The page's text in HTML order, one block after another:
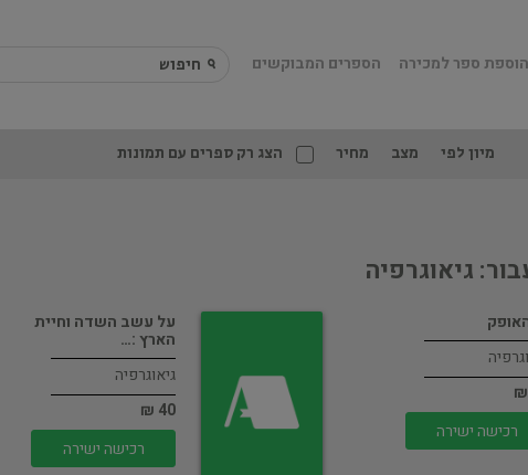
הוספת ספר למכירה הספרים המבוקשים
מיון לפי מצב מחיר הצג רק ספרים עם תמונות
גיאוגרפיה
רכישה ישירה
על עשב השדה וחיית
הארץ :…
גיאוגרפיה
40 ₪
רכישה ישירה